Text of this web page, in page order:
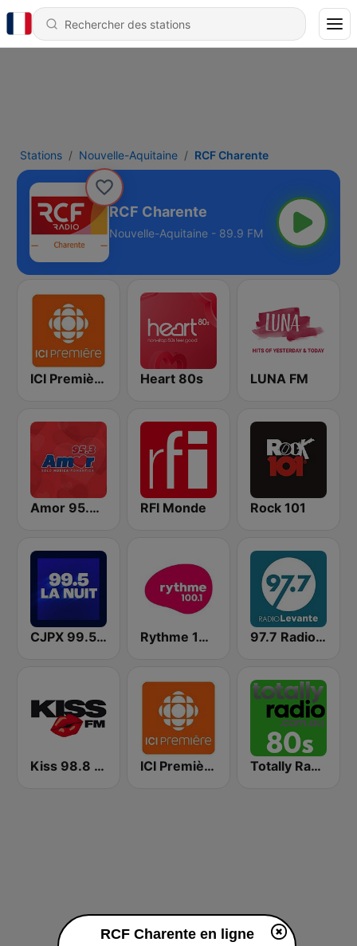
Stations Nouvelle-Aquitaine RCF Charente
RCF Charente
Nouvelle-Aquitaine - 89.9 FM
ICI Première Montréal Heart 80s LUNA FM
Amor 95.3 FM RFI Monde Rock 101
CJPX 99.5 MTL Rythme 100.1 FM 97.7 Radio Levante
Kiss 98.8 FM ICI Première Québec Totally Radio 80s
RCF Charente en ligne